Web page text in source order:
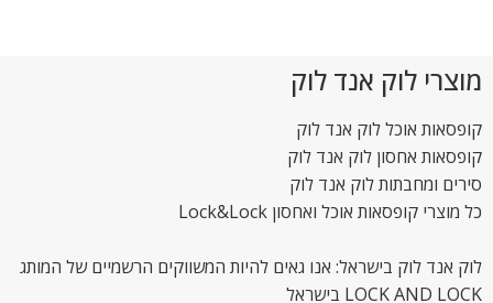
מוצרי לוק אנד לוק
קופסאות אוכל לוק אנד לוק
קופסאות אחסון לוק אנד לוק
סירים ומחבתות לוק אנד לוק
כל מוצרי קופסאות אוכל ואחסון Lock&Lock
לוק אנד לוק בישראל: אנו גאים להיות המשווקים הרשמיים של המותג
LOCK AND LOCK בישראל